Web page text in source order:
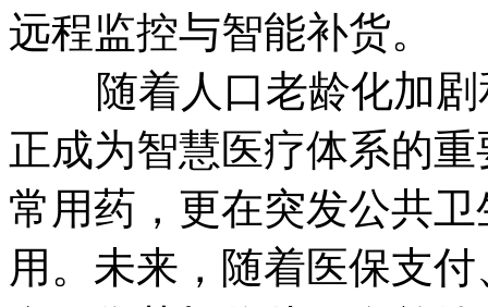
远程监控与智能补货。
随着人口老龄化加剧
正成为智慧医疗体系的
常用药，更在突发公共
用。未来，随着医保支